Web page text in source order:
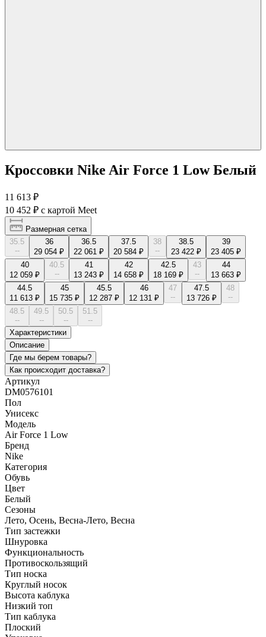
Кроссовки Nike Air Force 1 Low Белый
11 613 ₽
10 452 ₽ с картой Meet
Размерная сетка
35.5
--
36
29 054 ₽
36.5
22 061 ₽
37.5
20 584 ₽
38
--
38.5
23 422 ₽
39
23 405 ₽
40
12 059 ₽
40.5
--
41
13 243 ₽
42
14 658 ₽
42.5
18 169 ₽
43
--
44
13 663 ₽
44.5
11 613 ₽
45
15 735 ₽
45.5
12 287 ₽
46
12 131 ₽
47
--
47.5
13 726 ₽
48
--
48.5
--
49.5
--
50.5
--
51.5
--
Характеристики
Описание
Где мы берем товары?
Как происходит доставка?
Артикул
DM0576101
Пол
Унисекс
Модель
Air Force 1 Low
Бренд
Nike
Категория
Обувь
Цвет
Белый
Сезоны
Лето, Осень, Весна-Лето, Весна
Тип застежки
Шнуровка
Функциональность
Противоскользящий
Тип носка
Круглый носок
Высота каблука
Низкий топ
Тип каблука
Плоский